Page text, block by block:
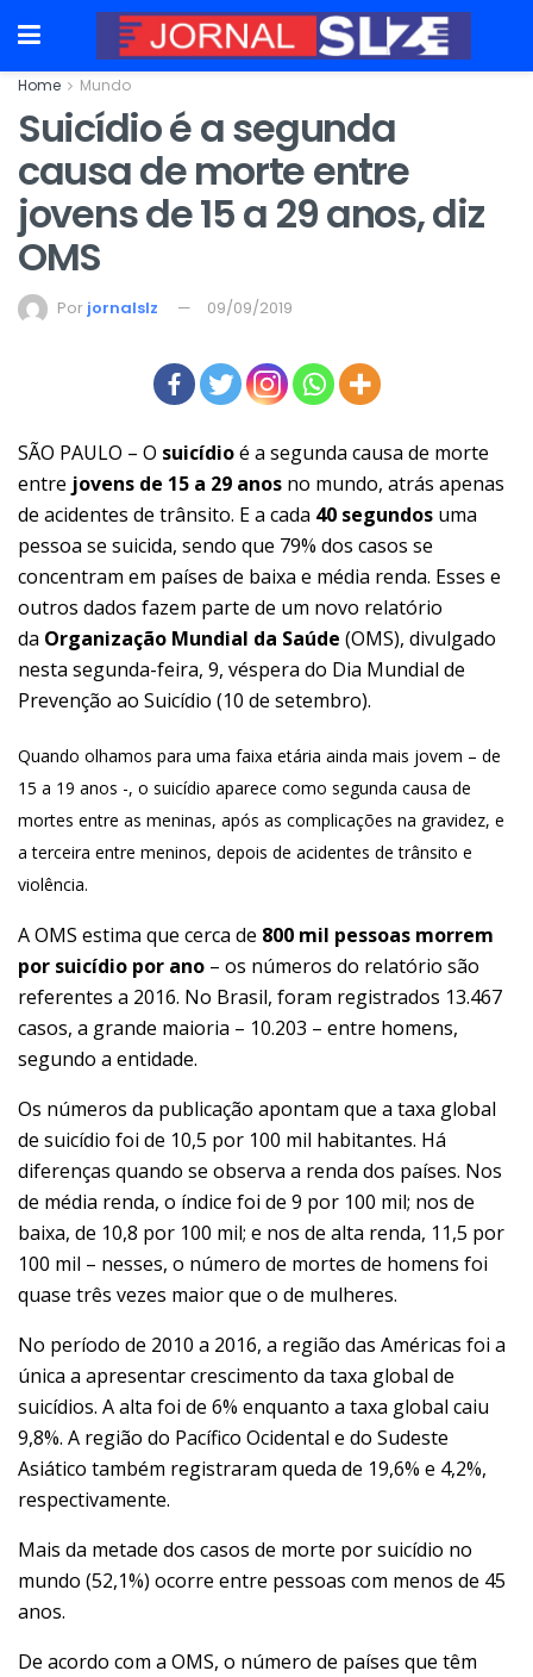
Home Mundo
Suicídio é a segunda
causa de morte entre
jovens de 15 a 29 anos, diz
OMS
Por jornalslz 09/09/2019
SÃO PAULO – O suicídioé a segunda causa de morte
entre jovens de 15 a 29 anos no mundo, atrás apenas
de acidentes de trânsito. E a cada 40 segundos uma
pessoa se suicida, sendo que 79% dos casos se
concentram em países de baixa e média renda. Esses e
outros dados fazem parte de um novo relatório
da Organização Mundial da Saúde (OMS), divulgado
nesta segunda-feira, 9, véspera do Dia Mundial de
Prevenção ao Suicídio (10 de setembro).
Quando olhamos para uma faixa etária ainda mais jovem – de
15 a 19 anos -, o suicídio aparece como segunda causa de
mortes entre as meninas, após as complicações na gravidez, e
a terceira entre meninos, depois de acidentes de trânsito e
violência.
A OMS estima que cerca de 800 mil pessoas morrem
por suicídio por ano – os números do relatório são
referentes a 2016. No Brasil, foram registrados 13.467
casos, a grande maioria – 10.203 – entre homens,
segundo a entidade.
Os números da publicação apontam que a taxa global
de suicídio foi de 10,5 por 100 mil habitantes. Há
diferenças quando se observa a renda dos países. Nos
de média renda, o índice foi de 9 por 100 mil; nos de
baixa, de 10,8 por 100 mil; e nos de alta renda, 11,5 por
100 mil – nesses, o número de mortes de homens foi
quase três vezes maior que o de mulheres.
No período de 2010 a 2016, a região das Américas foi a
única a apresentar crescimento da taxa global de
suicídios. A alta foi de 6% enquanto a taxa global caiu
9,8%. A região do Pacífico Ocidental e do Sudeste
Asiático também registraram queda de 19,6% e 4,2%,
respectivamente.
Mais da metade dos casos de morte por suicídio no
mundo (52,1%) ocorre entre pessoas com menos de 45
anos.
De acordo com a OMS, o número de países que têm